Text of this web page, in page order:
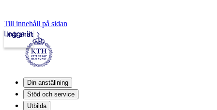
Till innehåll på sidan
Intranät
Logga in
Din anställning
Stöd och service
Utbilda